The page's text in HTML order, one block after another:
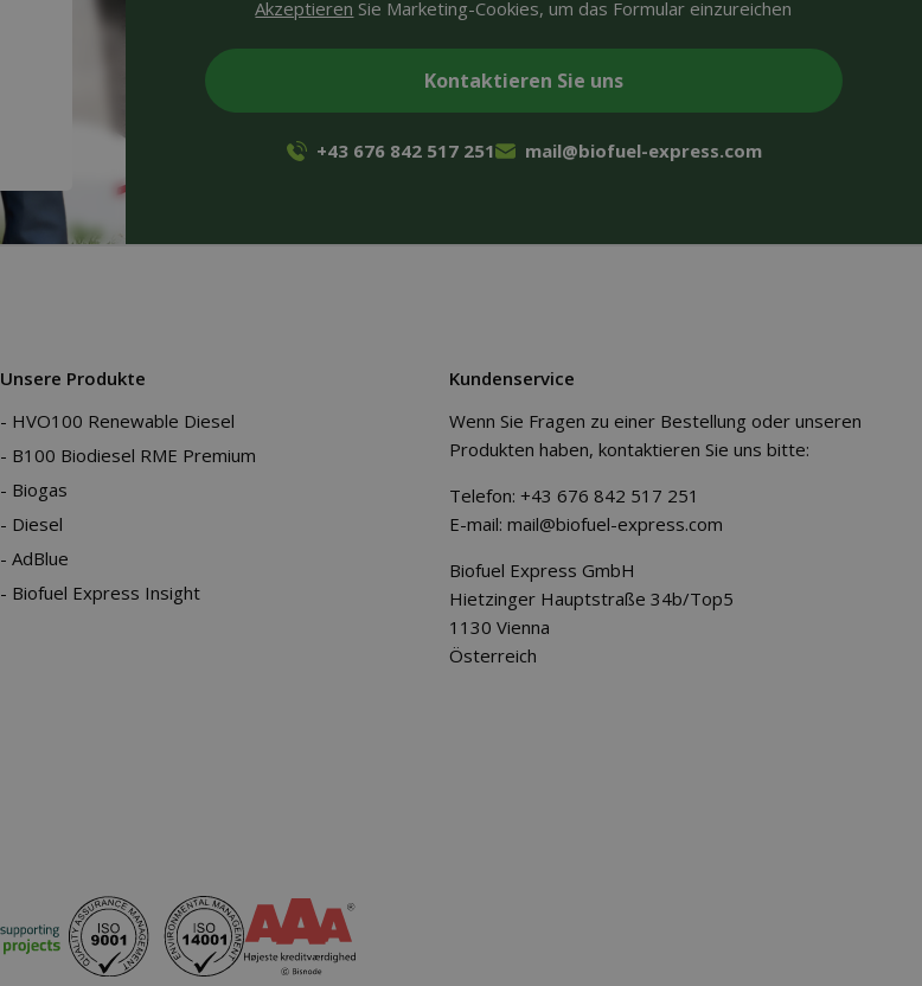
Akzeptieren Sie Marketing-Cookies, um das Formular einzureichen
+43 676 842 517 251 mail@biofuel-express.com
Unsere Produkte
HVO100 Renewable Diesel
B100 Biodiesel RME Premium
Biogas
Diesel
AdBlue
Biofuel Express Insight
Kundenservice
Wenn Sie Fragen zu einer Bestellung oder unseren
Produkten haben, kontaktieren Sie uns bitte:
Telefon: +43 676 842 517 251
E-mail: mail@biofuel-express.com
Biofuel Express GmbH
Hietzinger Hauptstraße 34b/Top5
1130 Vienna
Österreich